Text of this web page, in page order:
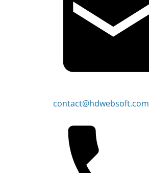
contact@hdwebsoft.com